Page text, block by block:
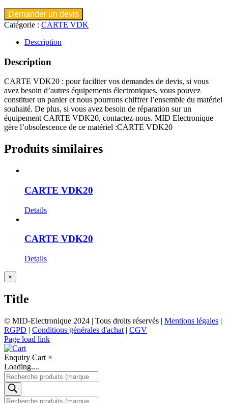
Demander un devis
Catégorie : CARTE VDK
Description
Description
CARTE VDK20 : pour faciliter vos demandes de devis, si vous
avez besoin d’autres équipements électroniques, vous pouvez
constituer un panier et nous pourrons chiffrer l’ensemble du matériel
souhaité. De plus, si vous avez besoin de réparation sur un
équipement CARTE VDK20, contactez-nous. MID Electronique
gère l’obsolescence de ce matériel :CARTE VDK20
Produits similaires
CARTE VDK20
Details
CARTE VDK20
Details
Close
product
view
×
Title
© MID-Electronique 2024 | Tous droits réservés | Mentions légales |
RGPD | Conditions générales d'achat | CGV
LinkedIn
Indeed
Facebook
Page load link
Enquiry Cart ×
Loading....
Recherche
de
produits
Recherche